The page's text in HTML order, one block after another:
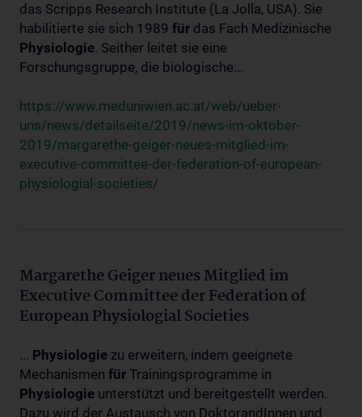
das Scripps Research Institute (La Jolla, USA). Sie
habilitierte sie sich 1989 für das Fach Medizinische
Physiologie. Seither leitet sie eine
Forschungsgruppe, die biologische...
https://www.meduniwien.ac.at/web/ueber-
uns/news/detailseite/2019/news-im-oktober-
2019/margarethe-geiger-neues-mitglied-im-
executive-committee-der-federation-of-european-
physiologial-societies/
Margarethe Geiger neues Mitglied im
Executive Committee der Federation of
European Physiologial Societies
... Physiologie zu erweitern, indem geeignete
Mechanismen für Trainingsprogramme in
Physiologie unterstützt und bereitgestellt werden.
Dazu wird der Austausch von DoktorandInnen und